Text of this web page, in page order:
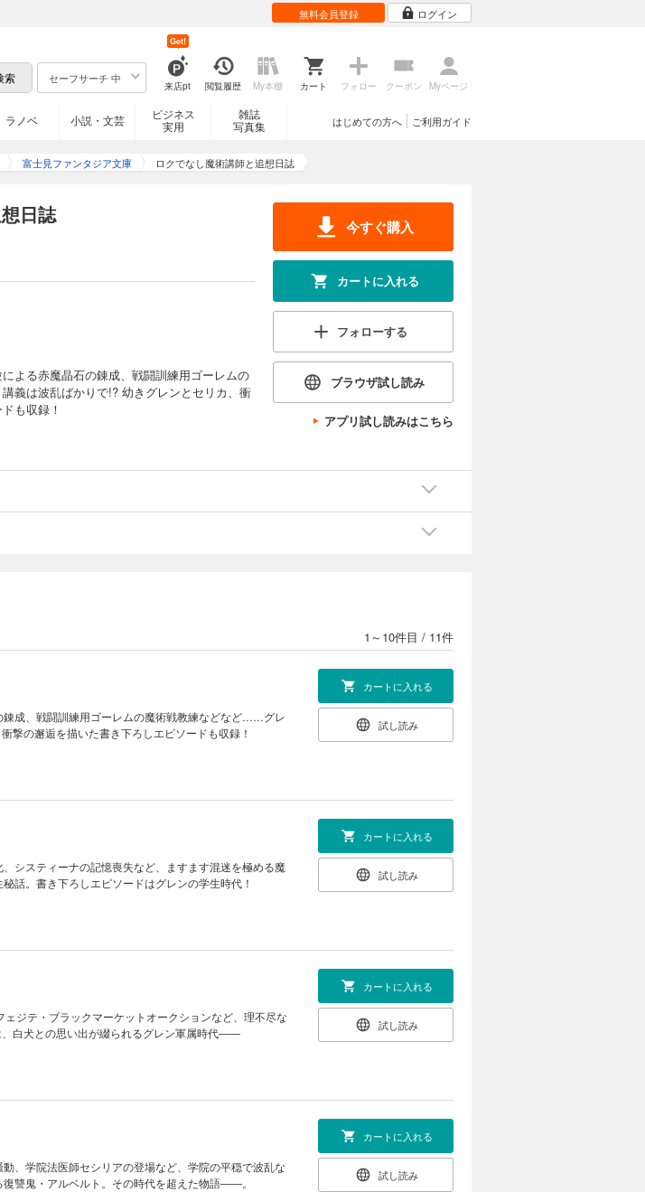
無料会員登録 ログイン
セーフサーチ 中
来店pt
Get!
閲覧履歴 My本棚 カート フォロー クーポン Myページ
ラノベ 小説・文芸
ビジネス
実用
雑誌
写真集
ご利用ガイド
はじめての方へ
富士見ファンタジア文庫 ロクでなし魔術講師と追想日誌
日誌
よる赤魔晶石の錬成、戦闘訓練用ゴーレムの
義は波乱ばかりで!? 幼きグレンとセリカ、衝
も収録！
今すぐ購入
カートに入れる
フォローする
ブラウザ試し読み
アプリ試し読みはこちら
1～10件目 / 11件
成、戦闘訓練用ゴーレムの魔術戦教練などなど……グレ
の邂逅を描いた書き下ろしエピソードも収録！
カートに入れる
試し読み
システィーナの記憶喪失など、ますます混迷を極める魔
話。書き下ろしエピソードはグレンの学生時代！
カートに入れる
試し読み
ジテ・ブラックマーケットオークションなど、理不尽な
白犬との思い出が綴られるグレン軍属時代――
カートに入れる
試し読み
、学院法医師セシリアの登場など、学院の平穏で波乱な
讐鬼・アルベルト。その時代を超えた物語――。
カートに入れる
試し読み